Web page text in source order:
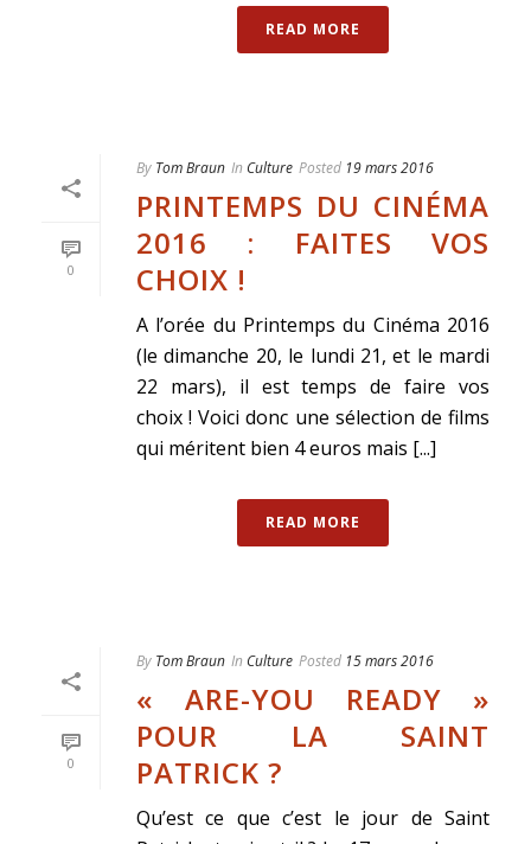
READ MORE
0
By Tom Braun In Culture Posted 19 mars 2016
PRINTEMPS DU CINÉMA
2016 : FAITES VOS
CHOIX !
A l’orée du Printemps du Cinéma 2016
(le dimanche 20, le lundi 21, et le mardi
22 mars), il est temps de faire vos
choix ! Voici donc une sélection de films
qui méritent bien 4 euros mais [...]
READ MORE
0
By Tom Braun In Culture Posted 15 mars 2016
« ARE-YOU READY »
POUR LA SAINT
PATRICK ?
Qu’est ce que c’est le jour de Saint